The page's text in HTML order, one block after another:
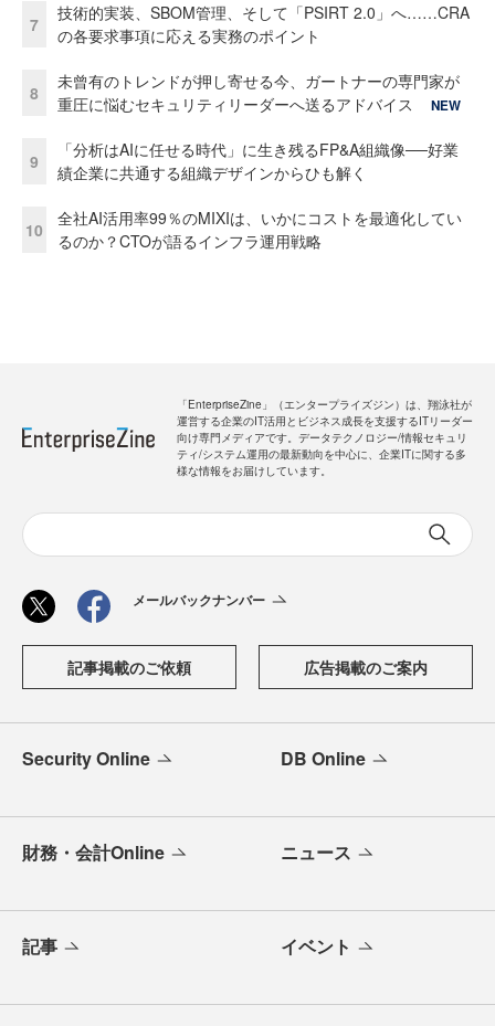
7
技術的実装、SBOM管理、そして「PSIRT 2.0」へ……CRA
の各要求事項に応える実務のポイント
8
未曾有のトレンドが押し寄せる今、ガートナーの専門家が
重圧に悩むセキュリティリーダーへ送るアドバイス
NEW
9
「分析はAIに任せる時代」に生き残るFP&A組織像──好業
績企業に共通する組織デザインからひも解く
10
全社AI活用率99％のMIXIは、いかにコストを最適化してい
るのか？CTOが語るインフラ運用戦略
「EnterpriseZine」（エンタープライズジン）は、翔泳社が
運営する企業のIT活用とビジネス成長を支援するITリーダー
向け専門メディアです。データテクノロジー/情報セキュリ
ティ/システム運用の最新動向を中心に、企業ITに関する多
様な情報をお届けしています。
メールバックナンバー
記事掲載のご依頼 広告掲載のご案内
Security Online DB Online
財務・会計Online ニュース
記事 イベント